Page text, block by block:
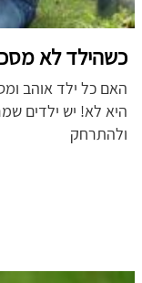
כשהילד לא
האם כל ילד אוהב
היא לא! יש ילדים
ולהתרחק